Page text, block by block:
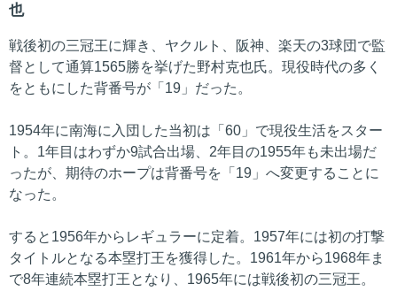
也
戦後初の三冠王に輝き、ヤクルト、阪神、楽天の3球団で監
督として通算1565勝を挙げた野村克也氏。現役時代の多く
をともにした背番号が「19」だった。
1954年に南海に入団した当初は「60」で現役生活をスター
ト。1年目はわずか9試合出場、2年目の1955年も未出場だ
ったが、期待のホープは背番号を「19」へ変更することに
なった。
すると1956年からレギュラーに定着。1957年には初の打撃
タイトルとなる本塁打王を獲得した。1961年から1968年ま
で8年連続本塁打王となり、1965年には戦後初の三冠王。